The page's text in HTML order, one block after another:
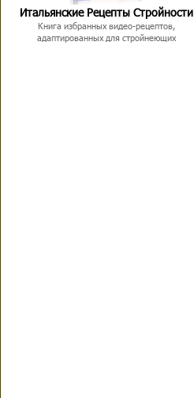
Итальянские Рецепты Стройности
Книга избранных видео-рецептов,
адаптированных для стройнеющих